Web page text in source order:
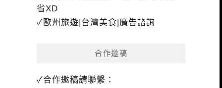
省XD
✓歐州旅遊|台灣美食|廣告諮詢
合作邀稿
✓合作邀稿請聯繫：